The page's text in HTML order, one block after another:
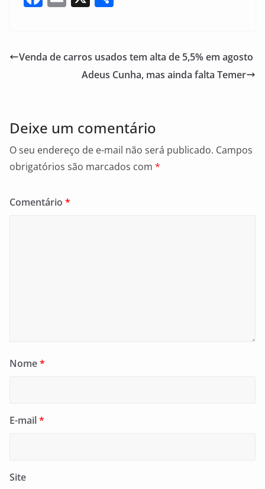
e
k
l e
Venda de carros usados tem alta de 5,5% em agosto
Adeus Cunha, mas ainda falta Temer
Deixe um comentário
O seu endereço de e-mail não será publicado. Campos
obrigatórios são marcados com *
Comentário *
Nome*
E-mail*
Site